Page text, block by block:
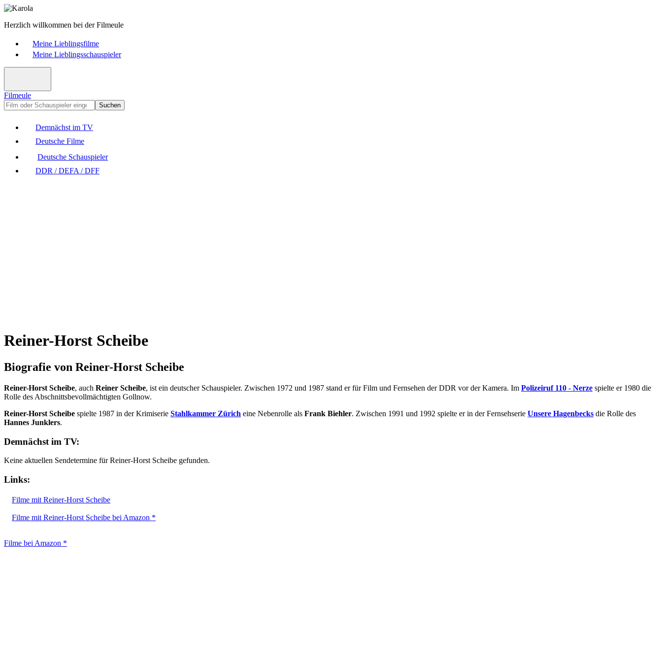
Herzlich willkommen bei der Filmeule
Meine Lieblingsfilme
Meine Lieblingsschauspieler
Filmeule
Suchen
Demnächst im TV
Deutsche Filme
Deutsche Schauspieler
DDR / DEFA / DFF
Reiner-Horst Scheibe
Biografie von Reiner-Horst Scheibe
Reiner-Horst Scheibe, auch Reiner Scheibe, ist ein deutscher Schauspieler. Zwischen 1972 und 1987 stand er für Film und Fernsehen der DDR vor der Kamera. Im Polizeiruf 110 - Nerze spielte er 1980 die
Rolle des Abschnittsbevollmächtigten Gollnow.
Reiner-Horst Scheibe spielte 1987 in der Krimiserie Stahlkammer Zürich eine Nebenrolle als Frank Biehler. Zwischen 1991 und 1992 spielte er in der Fernsehserie Unsere Hagenbecks die Rolle des
Hannes Junklers.
Demnächst im TV:
Keine aktuellen Sendetermine für Reiner-Horst Scheibe gefunden.
Links:
Filme mit Reiner-Horst Scheibe
Filme mit Reiner-Horst Scheibe bei Amazon *
Filme bei Amazon *